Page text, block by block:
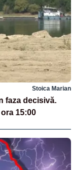
Stoica Marian
faza decisivă.
15:00